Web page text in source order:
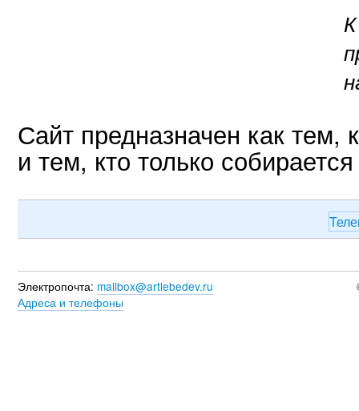
Сайт предназначен как тем,
и тем, кто только
Электропочта: mailbox@artlebedev.ru
Адреса и телефоны